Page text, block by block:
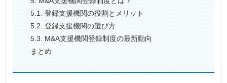
5.1. 登録支援機関の役割とメリット
5.2. 登録支援機関の選び方
5.3. M&A支援機関登録制度の最新動向
まとめ